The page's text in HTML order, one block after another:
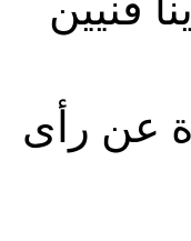
فنيين
عن رأى